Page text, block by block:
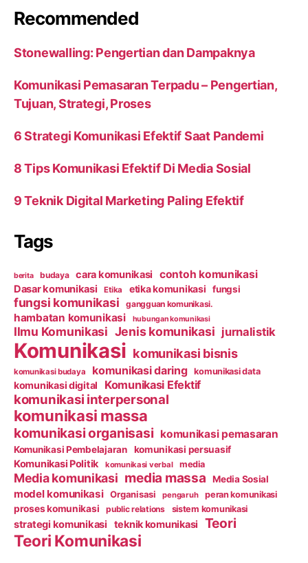
Recommended
Stonewalling: Pengertian dan Dampaknya
Komunikasi Pemasaran Terpadu – Pengertian,
Tujuan, Strategi, Proses
6 Strategi Komunikasi Efektif Saat Pandemi
8 Tips Komunikasi Efektif Di Media Sosial
9 Teknik Digital Marketing Paling Efektif
Tags
berita budaya cara komunikasi contoh komunikasi
Dasar komunikasi Etika etika komunikasi fungsi
fungsi komunikasi gangguan komunikasi.
hambatan komunikasi hubungan komunikasi
Ilmu Komunikasi Jenis komunikasi jurnalistik
Komunikasi komunikasi bisnis
komunikasi budaya komunikasi daring komunikasi data
komunikasi digital Komunikasi Efektif
komunikasi interpersonal
komunikasi massa
komunikasi organisasi komunikasi pemasaran
Komunikasi Pembelajaran komunikasi persuasif
Komunikasi Politik komunikasi verbal media
Media komunikasi media massa Media Sosial
model komunikasi Organisasi pengaruh peran komunikasi
proses komunikasi public relations sistem komunikasi
strategi komunikasi teknik komunikasi Teori
Teori Komunikasi